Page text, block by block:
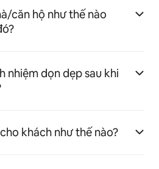
căn hộ như thế nào
nhiệm dọn dẹp sau khi
khách như thế nào?